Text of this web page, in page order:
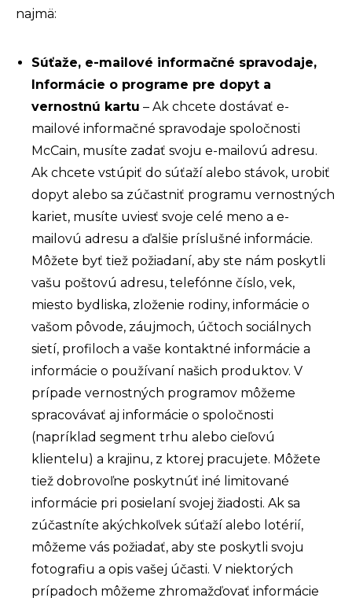
najmä:
Súťaže, e-mailové informačné spravodaje,
Informácie o programe pre dopyt a
vernostnú kartu – Ak chcete dostávať e-
mailové informačné spravodaje spoločnosti
McCain, musíte zadať svoju e-mailovú adresu.
Ak chcete vstúpiť do súťaží alebo stávok, urobiť
dopyt alebo sa zúčastniť programu vernostných
kariet, musíte uviesť svoje celé meno a e-
mailovú adresu a ďalšie príslušné informácie.
Môžete byť tiež požiadaní, aby ste nám poskytli
vašu poštovú adresu, telefónne číslo, vek,
miesto bydliska, zloženie rodiny, informácie o
vašom pôvode, záujmoch, účtoch sociálnych
sietí, profiloch a vaše kontaktné informácie a
informácie o používaní našich produktov. V
prípade vernostných programov môžeme
spracovávať aj informácie o spoločnosti
(napríklad segment trhu alebo cieľovú
klientelu) a krajinu, z ktorej pracujete. Môžete
tiež dobrovoľne poskytnúť iné limitované
informácie pri posielaní svojej žiadosti. Ak sa
zúčastníte akýchkoľvek súťaží alebo lotérií,
môžeme vás požiadať, aby ste poskytli svoju
fotografiu a opis vašej účasti. V niektorých
prípadoch môžeme zhromažďovať informácie